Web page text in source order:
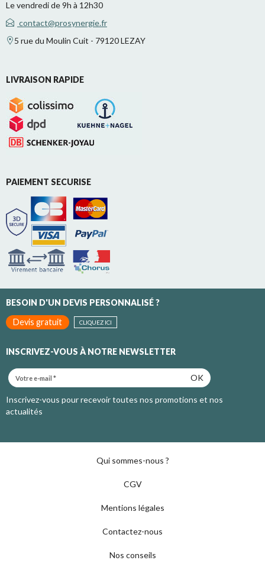
Le vendredi de 9h à 12h30
contact@prosynergie.fr
5 rue du Moulin Cuit - 79120 LEZAY
LIVRAISON RAPIDE
PAIEMENT SECURISE
BESOIN D'UN DEVIS PERSONNALISÉ ?
Devis gratuit
CLIQUEZ ICI
INSCRIVEZ-VOUS À NOTRE NEWSLETTER
OK
Inscrivez-vous pour recevoir toutes nos promotions et nos
actualités
Qui sommes-nous ?
CGV
Mentions légales
Contactez-nous
Nos conseils